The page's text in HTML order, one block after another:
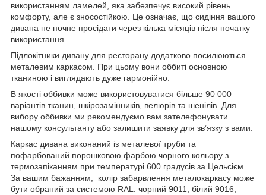
використанням ламелей, яка забезпечує високий рівень
комфорту, але є зносостійкою. Це означає, що сидіння вашого
дивана не почне просідати через кілька місяців після початку
використання.
Підлокітники дивану для ресторану додатково посилюються
металевим каркасом. При цьому вони оббиті основною
тканиною і виглядають дуже гармонійно.
В якості оббивки може використовуватися більше 90 000
варіантів тканин, шкірозамінників, велюрів та шенілів. Для
вибору оббивки ми рекомендуємо вам зателефонувати
нашому консультанту або залишити заявку для зв’язку з вами.
Каркас дивана виконаний із металевої труби та
пофарбований порошковою фарбою чорного кольору з
термозапіканням при температурі 600 градусів за Цельсієм.
За вашим бажанням, колір забарвлення металокаркасу може
бути обраний за системою RAL: чорний 9011, білий 9016,